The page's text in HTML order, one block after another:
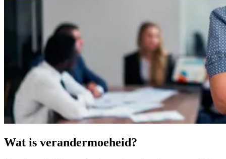
Wat is verandermoeheid?